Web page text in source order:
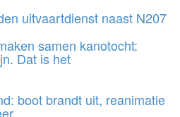
uitvaartdienst naast N207
samen kanotocht:
Dat is het
boot brandt uit, reanimatie